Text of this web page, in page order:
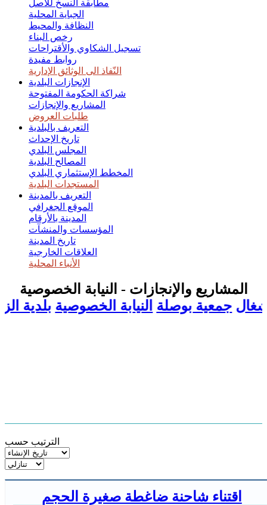
مطابقة النسخ للأصل
الجباية المحلية
النظافة والمحيط
رخص البناء
تسجيل الشكاوي والأقتراحات
روابط مفيدة
النّفاذ الى الوثائق الإدارية
الإنجازات البلدية
شراكة الحكومة المفتوحة
المشاريع والإنجازات
طلبات العروض
التعريف بالبلدية
تاريخ الإحداث
المجلس البلدي
المصالح البلدية
المخطط الإستثماري البلدي
المستجدات البلدية
التعريف بالمدينة
الموقع الجغرافي
المدينة بالأرقام
المؤسسات والمنشآت
تاريخ المدينة
العلاقات الخارجية
الأنباء المحلية
المشاريع والإنجازات - النيابة الخصوصية
جمعية بوصلة النيابة الخصوصية بلدية
الترتيب حسب
اقتناء شاحنة ضاغطة صغيرة الحجم